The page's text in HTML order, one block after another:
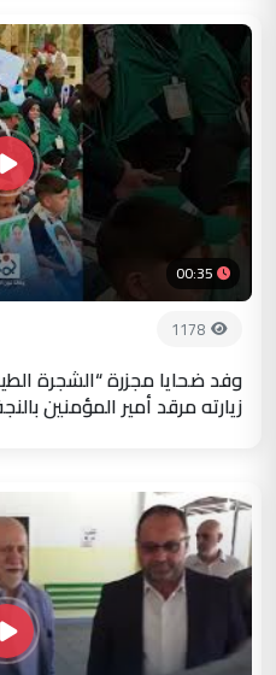
00:35
1178
وفد ضحايا مجزرة “الشجرة
زيارته مرقد أمير المؤمنين